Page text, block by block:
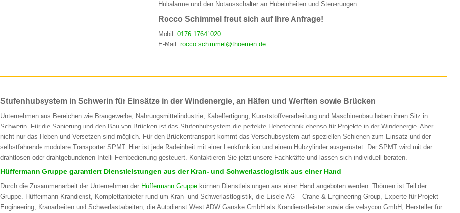
Hubalarme und den Notausschalter an Hubeinheiten und Steuerungen.
Rocco Schimmel freut sich auf Ihre Anfrage!
Mobil:0176 17641020
E-Mail:rocco.schimmel@thoemen.de
Stufenhubsystem in Schwerin für Einsätze in der Windenergie, an Häfen und Werften sowie Brücken
Unternehmen aus Bereichen wie Braugewerbe, Nahrungsmittelindustrie, Kabelfertigung, Kunststoffverarbeitung und Maschinenbau haben ihren Sitz in
Schwerin. Für die Sanierung und den Bau von Brücken ist das Stufenhubsystem die perfekte Hebetechnik ebenso für Projekte in der Windenergie. Aber
nicht nur das Heben und Versetzen sind möglich. Für den Brückentransport kommt das Verschubsystem auf speziellen Schienen zum Einsatz und der
selbstfahrende modulare Transporter SPMT. Hier ist jede Radeinheit mit einer Lenkfunktion und einem Hubzylinder ausgerüstet. Der SPMT wird mit der
drahtlosen oder drahtgebundenen Intelli-Fernbedienung gesteuert. Kontaktieren Sie jetzt unsere Fachkräfte und lassen sich individuell beraten.
Hüffermann Gruppe garantiert Dienstleistungen aus der Kran- und Schwerlastlogistik aus einer Hand
Durch die Zusammenarbeit der Unternehmen der Hüffermann Gruppe können Dienstleistungen aus einer Hand angeboten werden. Thömen ist Teil der
Gruppe. Hüffermann Krandienst, Komplettanbieter rund um Kran- und Schwerlastlogistik, die Eisele AG – Crane & Engineering Group, Experte für Projekt
Engineering, Kranarbeiten und Schwerlastarbeiten, die Autodienst West ADW Ganske GmbH als Krandienstleister sowie die velsycon GmbH, Hersteller für